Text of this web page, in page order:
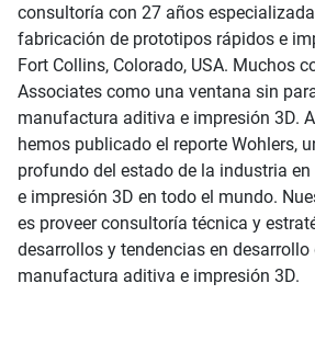
consultoría con 27 años
fabricación de prototipos rápidos e
Fort Collins, Colorado, USA. Muchos
Associates como una ventana sin
manufactura aditiva e impresión 3D.
hemos publicado el reporte Wohlers,
profundo del estado de la industria
e impresión 3D en todo el mundo.
es proveer consultoría técnica y
desarrollos y tendencias en
manufactura aditiva e impresión 3D.